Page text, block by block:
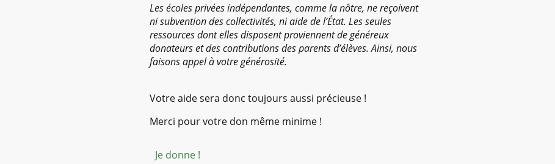
Les écoles privées indépendantes, comme la nôtre, ne reçoivent
ni subvention des collectivités, ni aide de l’État. Les seules
ressources dont elles disposent proviennent de généreux
donateurs et des contributions des parents d’élèves. Ainsi, nous
faisons appel à votre générosité.
Votre aide sera donc toujours aussi précieuse !
Merci pour votre don même minime !
Je donne !